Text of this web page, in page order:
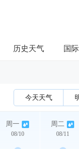
历史天气 国
今天天气
周一
08/10
周二
08/11